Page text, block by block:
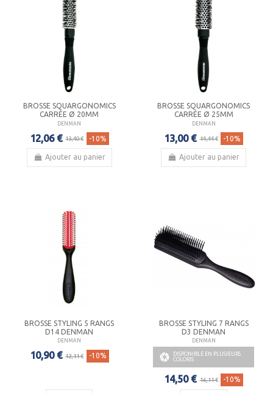
BROSSE SQUARGONOMICS
CARRÉE Ø 20MM
DENMAN
12,06 € 13,40 € -10%
Ajouter au panier
BROSSE SQUARGONOMICS
CARRÉE Ø 25MM
DENMAN
13,00 € 14,44 € -10%
Ajouter au panier
BROSSE STYLING 5 RANGS
D14 DENMAN
DENMAN
10,90 € 12,11 € -10%
BROSSE STYLING 7 RANGS
D3 DENMAN
DENMAN

DISPONIBLE EN PLUSIEURS
COLORIS
14,50 € 16,11 € -10%